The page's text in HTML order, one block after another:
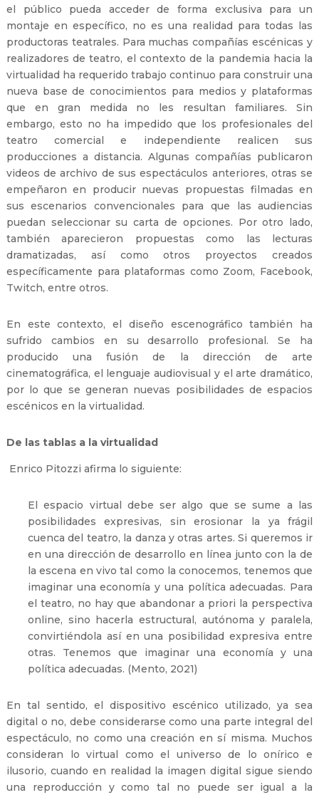
el público pueda acceder de forma exclusiva para un
montaje en específico, no es una realidad para todas las
productoras teatrales. Para muchas compañías escénicas y
realizadores de teatro, el contexto de la pandemia hacia la
virtualidad ha requerido trabajo continuo para construir una
nueva base de conocimientos para medios y plataformas
que en gran medida no les resultan familiares. Sin
embargo, esto no ha impedido que los profesionales del
teatro comercial e independiente realicen sus
producciones a distancia. Algunas compañías publicaron
videos de archivo de sus espectáculos anteriores, otras se
empeñaron en producir nuevas propuestas filmadas en
sus escenarios convencionales para que las audiencias
puedan seleccionar su carta de opciones. Por otro lado,
también aparecieron propuestas como las lecturas
dramatizadas, así como otros proyectos creados
específicamente para plataformas como Zoom, Facebook,
Twitch, entre otros.
En este contexto, el diseño escenográfico también ha
sufrido cambios en su desarrollo profesional. Se ha
producido una fusión de la dirección de arte
cinematográfica, el lenguaje audiovisual y el arte dramático,
por lo que se generan nuevas posibilidades de espacios
escénicos en la virtualidad.
De las tablas a la virtualidad
Enrico Pitozzi afirma lo siguiente:
El espacio virtual debe ser algo que se sume a las
posibilidades expresivas, sin erosionar la ya frágil
cuenca del teatro, la danza y otras artes. Si queremos ir
en una dirección de desarrollo en línea junto con la de
la escena en vivo tal como la conocemos, tenemos que
imaginar una economía y una política adecuadas. Para
el teatro, no hay que abandonar a priori la perspectiva
online, sino hacerla estructural, autónoma y paralela,
convirtiéndola así en una posibilidad expresiva entre
otras. Tenemos que imaginar una economía y una
política adecuadas. (Mento, 2021)
En tal sentido, el dispositivo escénico utilizado, ya sea
digital o no, debe considerarse como una parte integral del
espectáculo, no como una creación en sí misma. Muchos
consideran lo virtual como el universo de lo onírico e
ilusorio, cuando en realidad la imagen digital sigue siendo
una reproducción y como tal no puede ser igual a la